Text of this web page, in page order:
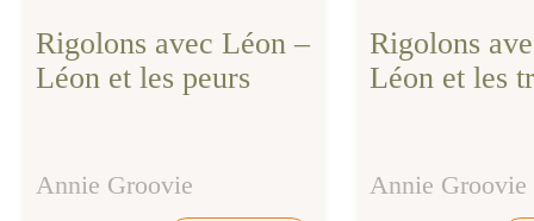
Rigolons avec Léon –
Léon et les peurs
Annie Groovie
Rigolons
Léon et les
Annie Groovie